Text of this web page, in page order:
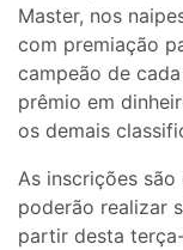
Master, nos
com premiação
campeão de
prêmio em
os demais
As inscrições
poderão realizar
partir desta